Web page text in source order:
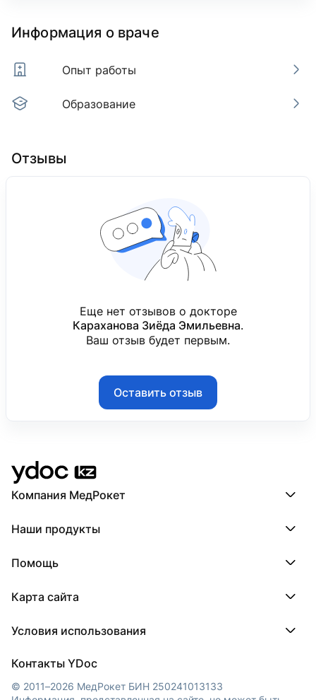
Информация о враче
Опыт работы
Образование
Медицинский центр «Emirmed», г. Алматы
Ташкентский педиатрический медицинский
Базовое образование
Ташкентский педиатрический медицинский
Повышение квалификации
Отзывы
Еще нет отзывов о докторе
Караханова Зиёда Эмильевна.
Ваш отзыв будет первым.
Оставить отзыв
Компания МедРокет
О YDoc
Наши продукты
ПроТаблетки
МедТочка
Помощь
Регистрация врача
Карта сайта
Регионы
Клиники
Условия использования
Обработка персональных данных
Контакты YDoc
© 2011–2026 МедРокет БИН 250241013133